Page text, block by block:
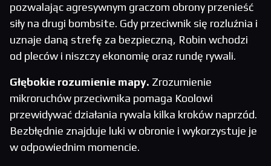
pozwalając agresywnym graczom obrony przenieść
siły na drugi bombsite. Gdy przeciwnik się rozluźnia i
uznaje daną strefę za bezpieczną, Robin wchodzi
od pleców i niszczy ekonomię oraz rundę rywali.
Głębokie rozumienie mapy. Zrozumienie
mikroruchów przeciwnika pomaga Koolowi
przewidywać działania rywala kilka kroków naprzód.
Bezbłędnie znajduje luki w obronie i wykorzystuje je
w odpowiednim momencie.